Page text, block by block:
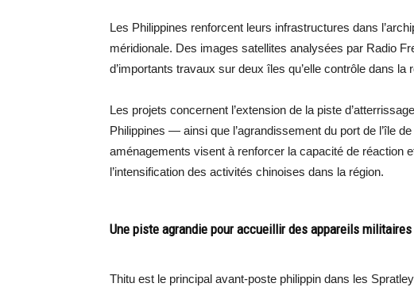
Les Philippines renforcent leurs infrastructures dans
méridionale. Des images satellites analysées par Radio
d’importants travaux sur deux îles qu’elle contrôle dans la
Les projets concernent l’extension de la piste
Philippines — ainsi que l’agrandissement du port de l’île
aménagements visent à renforcer la capacité de réaction
l’intensification des activités chinoises dans la région.
Une piste agrandie pour accueillir des appareils militaires
Thitu est le principal avant-poste philippin dans les